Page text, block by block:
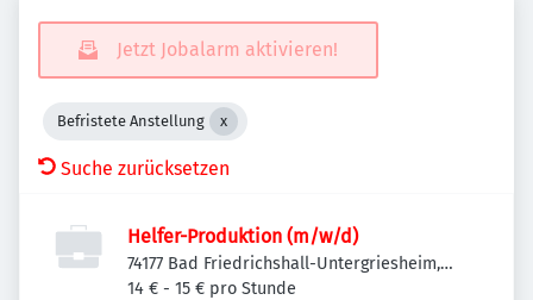
Jetzt Jobalarm aktivieren!
Befristete Anstellung
Suche zurücksetzen
Helfer-Produktion (m/w/d)
74177 Bad Friedrichshall-Untergriesheim,
Deutschland
14 € - 15 € pro Stunde